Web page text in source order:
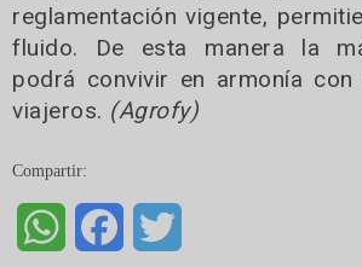
reglamentación vigente,
fluido. De esta manera la
podrá convivir en armonía
viajeros. (Agrofy)
Compartir:
WhatsAppFacebook